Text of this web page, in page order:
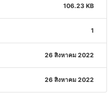
106.23 KB
1
26 สิงหาคม 2022
26 สิงหาคม 2022